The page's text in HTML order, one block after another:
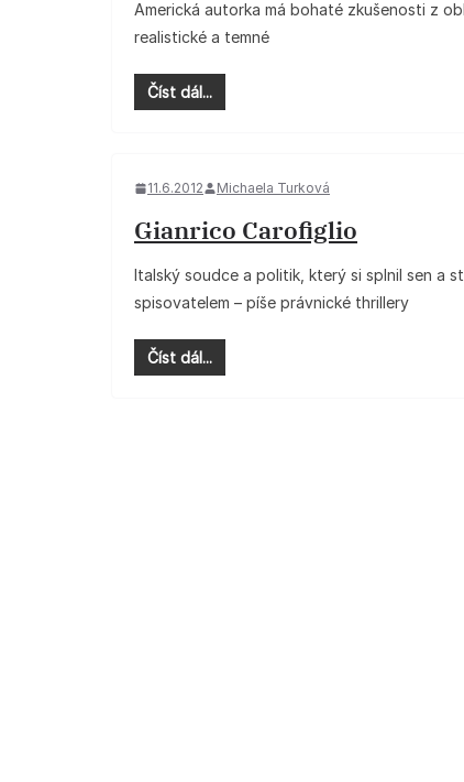
Americká autorka má bohaté zkušenosti z
realistické a temné
Číst dál...
11.6.2012 Michaela Turková
Gianrico Carofiglio
Italský soudce a politik, který si splnil sen a
spisovatelem – píše právnické thrillery
Číst dál...